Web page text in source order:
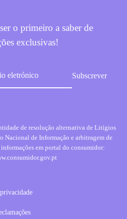
o primeiro a saber de
exclusivas!
de resolução alternativa de Litígios
Nacional de Informação e arbitragem de
em portal do consumidor: